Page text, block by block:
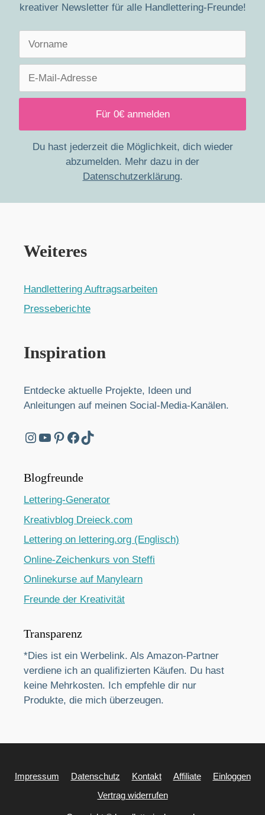
kreativer Newsletter für alle Handlettering-Freunde!
Du hast jederzeit die Möglichkeit, dich wieder
abzumelden. Mehr dazu in der
Datenschutzerklärung.
Weiteres
Handlettering Auftragsarbeiten
Presseberichte
Inspiration
Entdecke aktuelle Projekte, Ideen und
Anleitungen auf meinen Social-Media-Kanälen.
Instagram
YouTube
Pinterest
Facebook
TikTok
Blogfreunde
Lettering-Generator
Kreativblog Dreieck.com
Lettering on lettering.org (Englisch)
Online-Zeichenkurs von Steffi
Onlinekurse auf Manylearn
Freunde der Kreativität
Transparenz
*Dies ist ein Werbelink. Als Amazon-Partner
verdiene ich an qualifizierten Käufen. Du hast
keine Mehrkosten. Ich empfehle dir nur
Produkte, die mich überzeugen.
Impressum Datenschutz Kontakt Affiliate
Einloggen
Vertrag widerrufen